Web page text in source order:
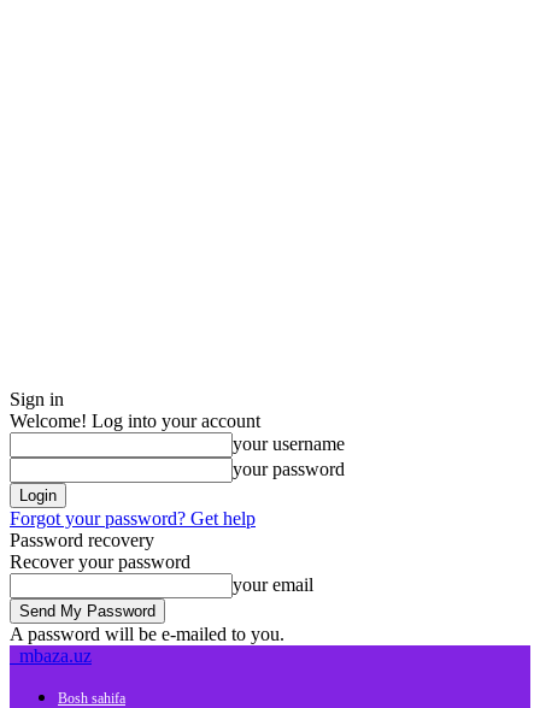
Sign in
Welcome! Log into your account
your username
your password
Forgot your password? Get help
Password recovery
Recover your password
your email
A password will be e-mailed to you.
mbaza.uz
Bosh sahifa